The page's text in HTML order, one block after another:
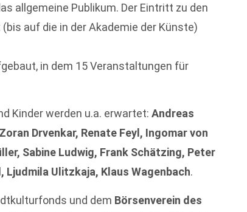
allgemeine Publikum. Der Eintritt zu den
auf die in der Akademie der Künste)
in dem 15 Veranstaltungen für
Kinder werden u.a. erwartet:Andreas
Drvenkar, Renate Feyl, Ingomar von
Sabine Ludwig, Frank Schätzing, Peter
Ulitzkaja, Klaus Wagenbach.
und dem Börsenverein des